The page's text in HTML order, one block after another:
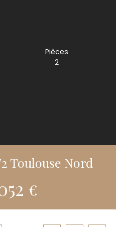
Pièces
2
Toulouse Nord
€